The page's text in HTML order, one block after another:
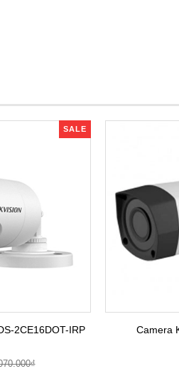
SALE
2CE16DOT-IRP Camera